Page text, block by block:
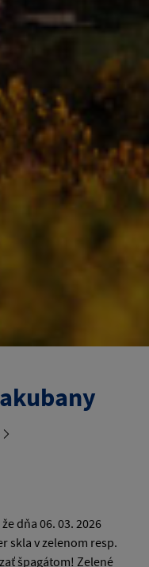
dňa 06. 03. 2026
skla v zelenom resp.
špagátom! Zelené